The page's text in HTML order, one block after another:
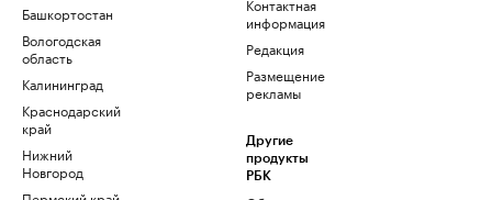
Башкортостан
Вологодская
область
Калининград
Краснодарский
край
Нижний
Новгород
информация
Редакция
Размещение
рекламы
Другие
продукты
РБК